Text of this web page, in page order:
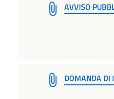
AVVISO
DOMANDA DI